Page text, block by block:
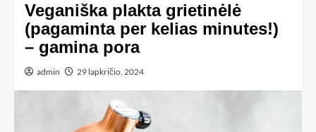
Veganiška plakta grietinėlė
(pagaminta per kelias minutes!)
– gamina pora
admin 29 lapkričio, 2024